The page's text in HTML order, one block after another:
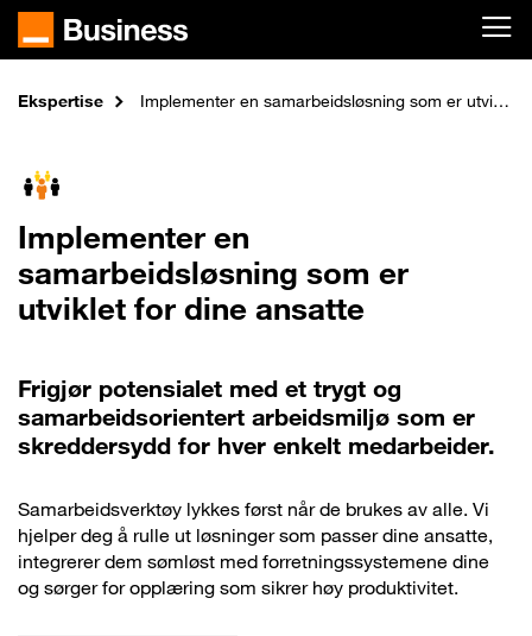
Skip to main content
Home
Ekspertise Implementer en samarbeidsløsning som er utviklet for dine ansatte
Implementer en
samarbeidsløsning som er
utviklet for dine ansatte
Frigjør potensialet med et trygt og
samarbeidsorientert arbeidsmiljø som er
skreddersydd for hver enkelt medarbeider.
Samarbeidsverktøy lykkes først når de brukes av alle. Vi
hjelper deg å rulle ut løsninger som passer dine ansatte,
integrerer dem sømløst med forretningssystemene dine
og sørger for opplæring som sikrer høy produktivitet.